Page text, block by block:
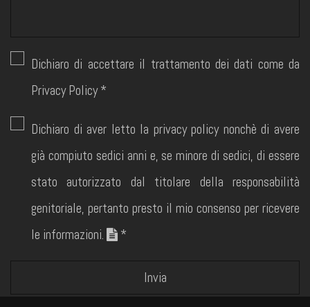
Dichiaro di accettare il trattamento dei dati come da
Privacy Policy *
Dichiaro di aver letto la privacy policy nonchè di avere
già compiuto sedici anni e, se minore di sedici, di essere
stato autorizzato dal titolare della responsabilità
genitoriale, pertanto presto il mio consenso per ricevere
le informazioni.
*
Invia